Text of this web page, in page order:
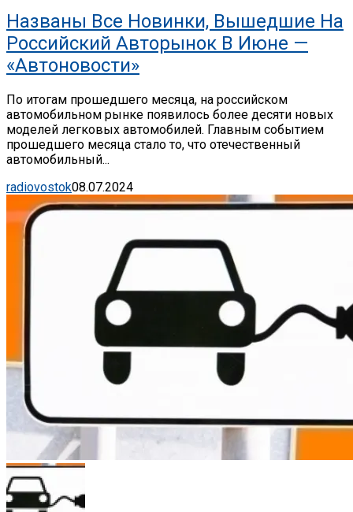
Названы Все Новинки, Вышедшие На
Российский Авторынок В Июне —
«Автоновости»
По итогам прошедшего месяца, на российском
автомобильном рынке появилось более десяти новых
моделей легковых автомобилей. Главным событием
прошедшего месяца стало то, что отечественный
автомобильный...
radiovostok08.07.2024